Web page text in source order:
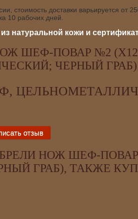
стоимость доставки варьируется от
10 рабочих дней.
натуральной кожи и
ШЕФ-ПОВАР №2
ЧЕРНЫЙ ГРАБ)
НОЖ ШЕФ-
ГРАБ), ТАКЖЕ